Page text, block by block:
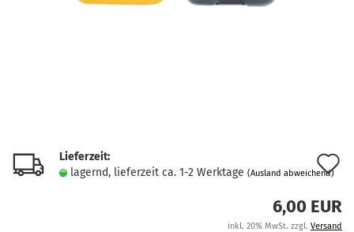
Lieferzeit:
lagernd, lieferzeit ca. 1-2 Werktage (Ausland abweichend)
6,00 EUR
inkl. 20% MwSt. zzgl. Versand